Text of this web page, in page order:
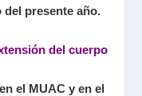
del presente año.
del cuerpo
el MUAC y en el